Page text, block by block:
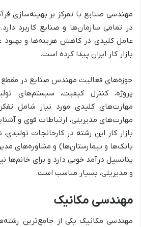
مهندسی صنایع با تمرکز بر بهینه‌سازی
در تمامی سازمان‌ها و صنایع کاربرد
عامل کلیدی در کاهش هزینه‌ها و بهبود
بازار کار ایران پیدا کرده است.
حوزه‌های فعالیت مهندس صنایع در
پروژه، کنترل کیفیت، سیستم‌های
مهارت‌های کلیدی مورد نیاز شامل
مهارت‌های مدیریتی، ارتباطات قوی و
بازار کار این رشته در کارخانجات
بانک‌ها و بیمارستان‌ها) و مشاوره‌های
پتانسیل درآمد خوبی دارد و برای خانم‌ها
و مدیریتی، بسیار مناسب است.
مهندسی مکانیک
مهندسی مکانیک یکی از جامع‌ترین